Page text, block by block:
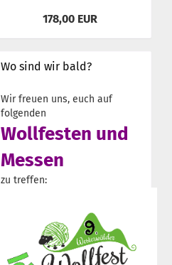
178,00 EUR
Wo sind wir bald?
Wir freuen uns, euch auf
folgenden
Wollfesten und
Messen
zu treffen: